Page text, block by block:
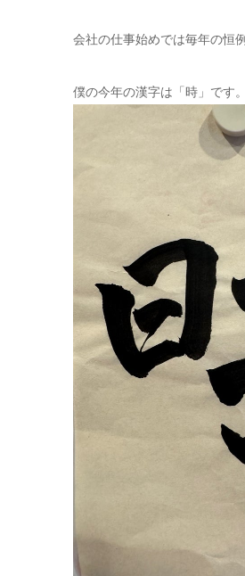
会社の仕事始めでは毎年の恒
僕の今年の漢字は「時」です。